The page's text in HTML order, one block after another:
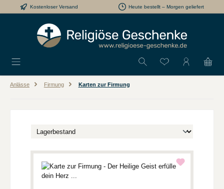
Zum Hauptinhalt springen
Kostenloser Versand Heute bestellt – Morgen geliefert
Du hast 0
Anlässe Firmung Karten zur Firmung